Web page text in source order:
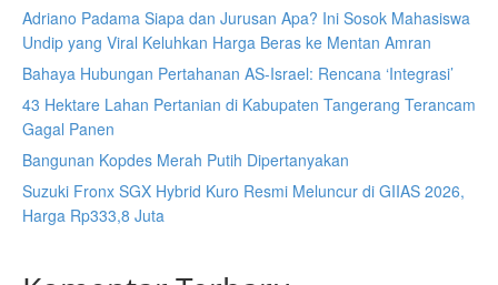
Adriano Padama Siapa dan Jurusan Apa? Ini Sosok Mahasiswa
Undip yang Viral Keluhkan Harga Beras ke Mentan Amran
Bahaya Hubungan Pertahanan AS-Israel: Rencana ‘Integrasi’
43 Hektare Lahan Pertanian di Kabupaten Tangerang Terancam
Gagal Panen
Bangunan Kopdes Merah Putih Dipertanyakan
Suzuki Fronx SGX Hybrid Kuro Resmi Meluncur di GIIAS 2026,
Harga Rp333,8 Juta